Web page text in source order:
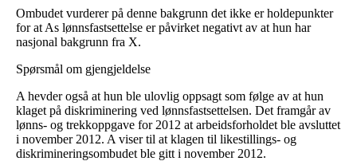
Ombudet vurderer på denne bakgrunn det ikke er holdepunkter
for at As lønnsfastsettelse er påvirket negativt av at hun har
nasjonal bakgrunn fra X.
Spørsmål om gjengjeldelse
A hevder også at hun ble ulovlig oppsagt som følge av at hun
klaget på diskriminering ved lønnsfastsettelsen. Det framgår av
lønns- og trekkoppgave for 2012 at arbeidsforholdet ble avsluttet
i november 2012. A viser til at klagen til likestillings- og
diskrimineringsombudet ble gitt i november 2012.